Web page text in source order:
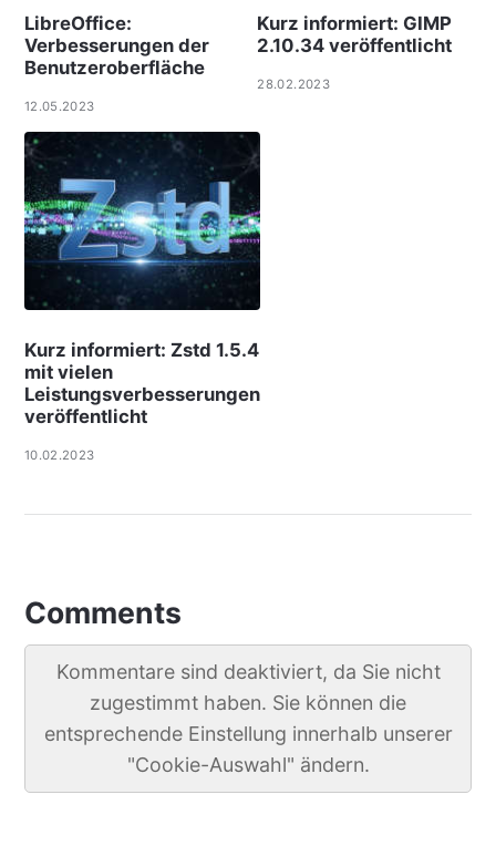
LibreOffice:
Verbesserungen der
Benutzeroberfläche
12.05.2023
Kurz informiert: GIMP
2.10.34 veröffentlicht
28.02.2023
Kurz informiert: Zstd 1.5.4
mit vielen
Leistungsverbesserungen
veröffentlicht
10.02.2023
Comments
Kommentare sind deaktiviert, da Sie nicht
zugestimmt haben. Sie können die
entsprechende Einstellung innerhalb unserer
"Cookie-Auswahl" ändern.